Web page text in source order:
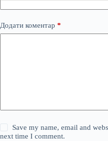
Додати коментар *
Save my name, email and
next time I comment.